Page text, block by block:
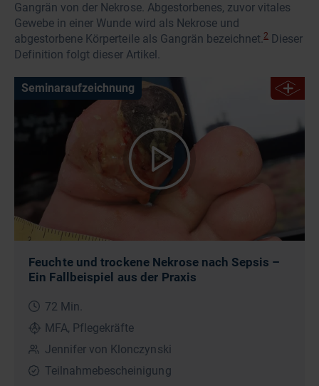
Gangrän von der Nekrose. Abgestorbenes, zuvor vitales
Gewebe in einer Wunde wird als Nekrose und
abgestorbene Körperteile als Gangrän bezeichnet.2 Dieser
Definition folgt dieser Artikel.
Feuchte und trockene Nekrose nach Sepsis –
Ein Fallbeispiel aus der Praxis
72 Min.
MFA, Pflegekräfte
Jennifer von Klonczynski
Teilnahmebescheinigung
Seminaraufzeichnung